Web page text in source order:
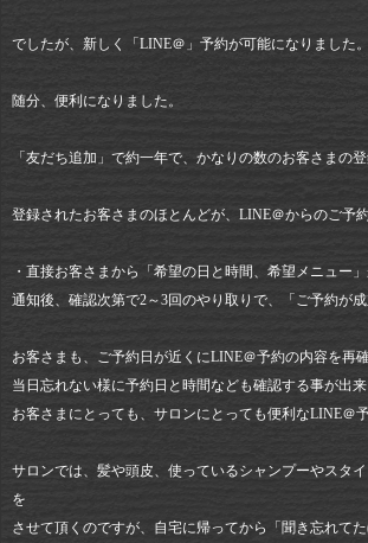
でしたが、新しく「LINE＠」予約が可能になりました
随分、便利になりました。
「友だち追加」で約一年で、かなりの数のお客さまの
登録されたお客さまのほとんどが、LINE＠からのご予
・直接お客さまから「希望の日と時間、希望メニュー
通知後、確認次第で2～3回のやり取りで、「ご予約が成
お客さまも、ご予約日が近くにLINE＠予約の内容を再
当日忘れない様に予約日と時間なども確認する事が出来
お客さまにとっても、サロンにとっても便利なLINE＠予
サロンでは、髪や頭皮、使っているシャンプーやスタ
を
させて頂くのですが、自宅に帰ってから「聞き忘れて